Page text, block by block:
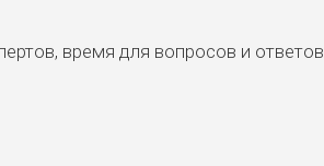
время для вопросов и ответов.